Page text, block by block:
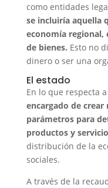
como entidades
se incluiría aquella
economía regional,
de bienes. Esto no
dinero o ser una
El estado
En lo que respecta
encargado de
parámetros para
productos y
distribución de la
sociales.
A través de la